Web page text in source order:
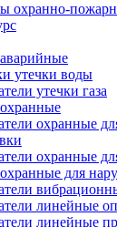
охранно-
утечки воды
утечки газа
охранные
охранные
для
линейные
линейные